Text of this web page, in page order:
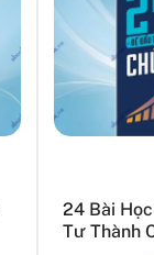
24 Bài
Tư Thành